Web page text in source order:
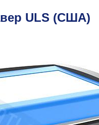
ULS (США)